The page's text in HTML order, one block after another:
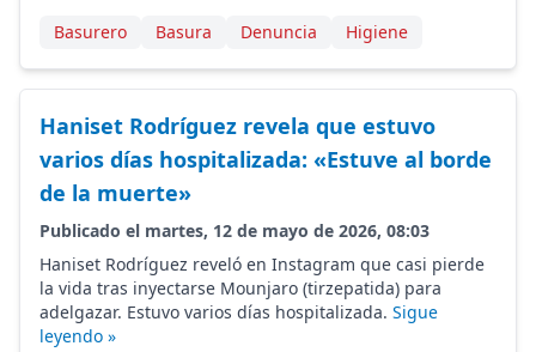
Basurero Basura Denuncia Higiene
Haniset Rodríguez revela que estuvo
varios días hospitalizada: «Estuve al borde
de la muerte»
Publicado el martes, 12 de mayo de 2026, 08:03
Haniset Rodríguez reveló en Instagram que casi pierde
la vida tras inyectarse Mounjaro (tirzepatida) para
adelgazar. Estuvo varios días hospitalizada. Sigue
leyendo »